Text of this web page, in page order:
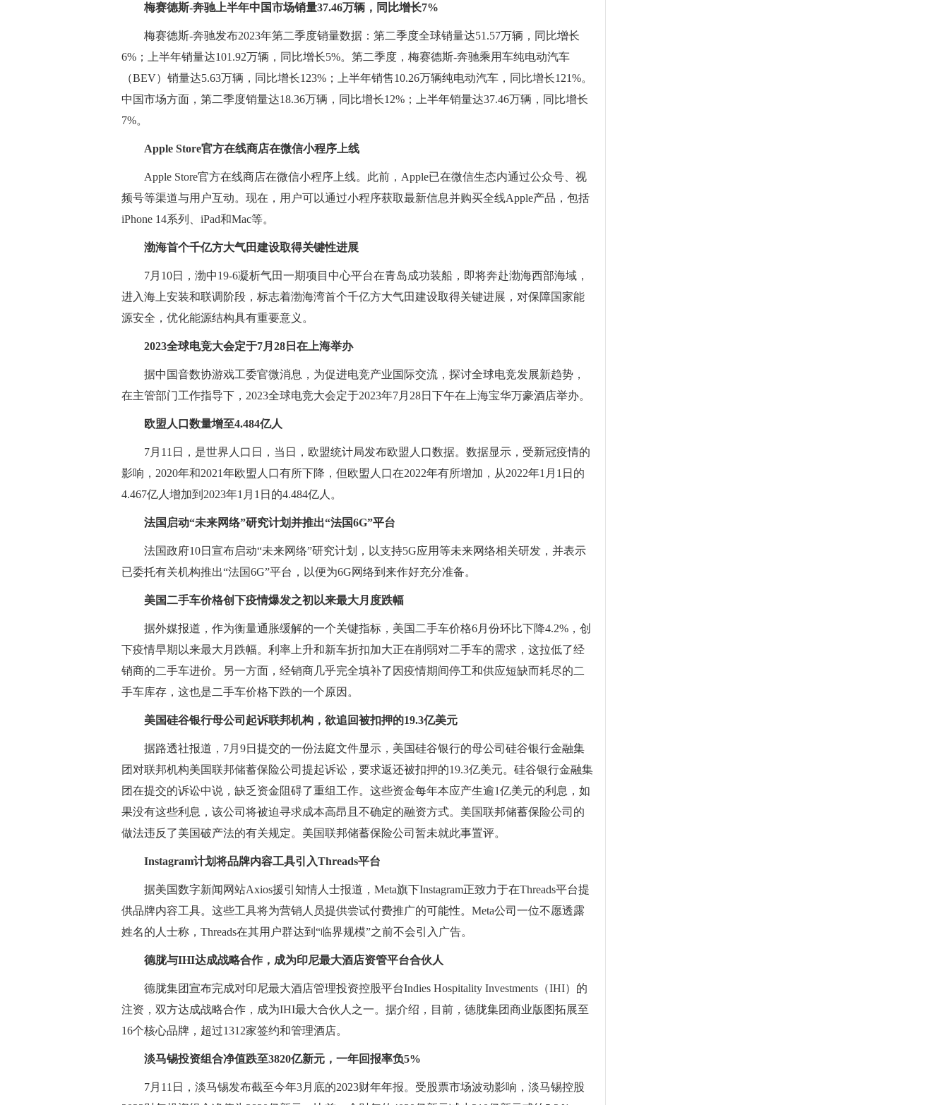
梅赛德斯-奔驰上半年中国市场销量37.46万辆，同比增长7%
梅赛德斯-奔驰发布2023年第二季度销量数据：第二季度全球销量达51.57万辆，同比增长
6%；上半年销量达101.92万辆，同比增长5%。第二季度，梅赛德斯-奔驰乘用车纯电动汽车
（BEV）销量达5.63万辆，同比增长123%；上半年销售10.26万辆纯电动汽车，同比增长121%。
中国市场方面，第二季度销量达18.36万辆，同比增长12%；上半年销量达37.46万辆，同比增长
7%。
Apple Store官方在线商店在微信小程序上线
Apple Store官方在线商店在微信小程序上线。此前，Apple已在微信生态内通过公众号、视
频号等渠道与用户互动。现在，用户可以通过小程序获取最新信息并购买全线Apple产品，包括
iPhone 14系列、iPad和Mac等。
渤海首个千亿方大气田建设取得关键性进展
7月10日，渤中19-6凝析气田一期项目中心平台在青岛成功装船，即将奔赴渤海西部海域，
进入海上安装和联调阶段，标志着渤海湾首个千亿方大气田建设取得关键进展，对保障国家能
源安全，优化能源结构具有重要意义。
2023全球电竞大会定于7月28日在上海举办
据中国音数协游戏工委官微消息，为促进电竞产业国际交流，探讨全球电竞发展新趋势，
在主管部门工作指导下，2023全球电竞大会定于2023年7月28日下午在上海宝华万豪酒店举办。
欧盟人口数量增至4.484亿人
7月11日，是世界人口日，当日，欧盟统计局发布欧盟人口数据。数据显示，受新冠疫情的
影响，2020年和2021年欧盟人口有所下降，但欧盟人口在2022年有所增加，从2022年1月1日的
4.467亿人增加到2023年1月1日的4.484亿人。
法国启动“未来网络”研究计划并推出“法国6G”平台
法国政府10日宣布启动“未来网络”研究计划，以支持5G应用等未来网络相关研发，并表示
已委托有关机构推出“法国6G”平台，以便为6G网络到来作好充分准备。
美国二手车价格创下疫情爆发之初以来最大月度跌幅
据外媒报道，作为衡量通胀缓解的一个关键指标，美国二手车价格6月份环比下降4.2%，创
下疫情早期以来最大月跌幅。利率上升和新车折扣加大正在削弱对二手车的需求，这拉低了经
销商的二手车进价。另一方面，经销商几乎完全填补了因疫情期间停工和供应短缺而耗尽的二
手车库存，这也是二手车价格下跌的一个原因。
美国硅谷银行母公司起诉联邦机构，欲追回被扣押的19.3亿美元
据路透社报道，7月9日提交的一份法庭文件显示，美国硅谷银行的母公司硅谷银行金融集
团对联邦机构美国联邦储蓄保险公司提起诉讼，要求返还被扣押的19.3亿美元。硅谷银行金融集
团在提交的诉讼中说，缺乏资金阻碍了重组工作。这些资金每年本应产生逾1亿美元的利息，如
果没有这些利息，该公司将被迫寻求成本高昂且不确定的融资方式。美国联邦储蓄保险公司的
做法违反了美国破产法的有关规定。美国联邦储蓄保险公司暂未就此事置评。
Instagram计划将品牌内容工具引入Threads平台
据美国数字新闻网站Axios援引知情人士报道，Meta旗下Instagram正致力于在Threads平台提
供品牌内容工具。这些工具将为营销人员提供尝试付费推广的可能性。Meta公司一位不愿透露
姓名的人士称，Threads在其用户群达到“临界规模”之前不会引入广告。
德胧与IHI达成战略合作，成为印尼最大酒店资管平台合伙人
德胧集团宣布完成对印尼最大酒店管理投资控股平台Indies Hospitality Investments（IHI）的
注资，双方达成战略合作，成为IHI最大合伙人之一。据介绍，目前，德胧集团商业版图拓展至
16个核心品牌，超过1312家签约和管理酒店。
淡马锡投资组合净值跌至3820亿新元，一年回报率负5%
7月11日，淡马锡发布截至今年3月底的2023财年年报。受股票市场波动影响，淡马锡控股